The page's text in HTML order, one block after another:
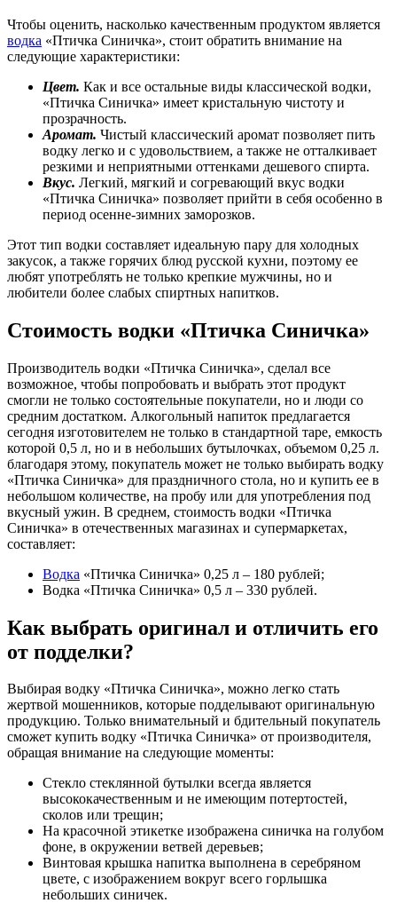
Чтобы оценить, насколько качественным продуктом является
водка «Птичка Синичка», стоит обратить внимание на
следующие характеристики:
Цвет. Как и все остальные виды классической водки,
«Птичка Синичка» имеет кристальную чистоту и
прозрачность.
Аромат. Чистый классический аромат позволяет пить
водку легко и с удовольствием, а также не отталкивает
резкими и неприятными оттенками дешевого спирта.
Вкус. Легкий, мягкий и согревающий вкус водки
«Птичка Синичка» позволяет прийти в себя особенно в
период осенне-зимних заморозков.
Этот тип водки составляет идеальную пару для холодных
закусок, а также горячих блюд русской кухни, поэтому ее
любят употреблять не только крепкие мужчины, но и
любители более слабых спиртных напитков.
Стоимость водки «Птичка Синичка»
Производитель водки «Птичка Синичка», сделал все
возможное, чтобы попробовать и выбрать этот продукт
смогли не только состоятельные покупатели, но и люди со
средним достатком. Алкогольный напиток предлагается
сегодня изготовителем не только в стандартной таре, емкость
которой 0,5 л, но и в небольших бутылочках, объемом 0,25 л.
благодаря этому, покупатель может не только выбирать водку
«Птичка Синичка» для праздничного стола, но и купить ее в
небольшом количестве, на пробу или для употребления под
вкусный ужин. В среднем, стоимость водки «Птичка
Синичка» в отечественных магазинах и супермаркетах,
составляет:
Водка «Птичка Синичка» 0,25 л – 180 рублей;
Водка «Птичка Синичка» 0,5 л – 330 рублей.
Как выбрать оригинал и отличить его
от подделки?
Выбирая водку «Птичка Синичка», можно легко стать
жертвой мошенников, которые подделывают оригинальную
продукцию. Только внимательный и бдительный покупатель
сможет купить водку «Птичка Синичка» от производителя,
обращая внимание на следующие моменты:
Стекло стеклянной бутылки всегда является
высококачественным и не имеющим потертостей,
сколов или трещин;
На красочной этикетке изображена синичка на голубом
фоне, в окружении ветвей деревьев;
Винтовая крышка напитка выполнена в серебряном
цвете, с изображением вокруг всего горлышка
небольших синичек.